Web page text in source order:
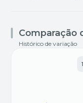
Comparação
Histórico de variação